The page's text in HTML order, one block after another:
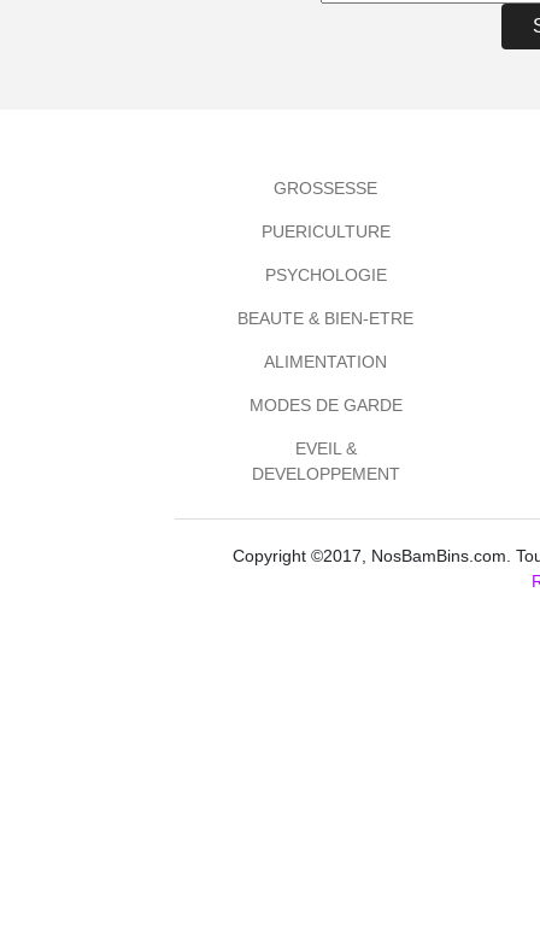
GROSSESSE
PUERICULTURE
PSYCHOLOGIE
BEAUTE & BIEN-ETRE
ALIMENTATION
MODES DE GARDE
EVEIL &
DEVELOPPEMENT
Copyright ©2017, NosBamBins.com.